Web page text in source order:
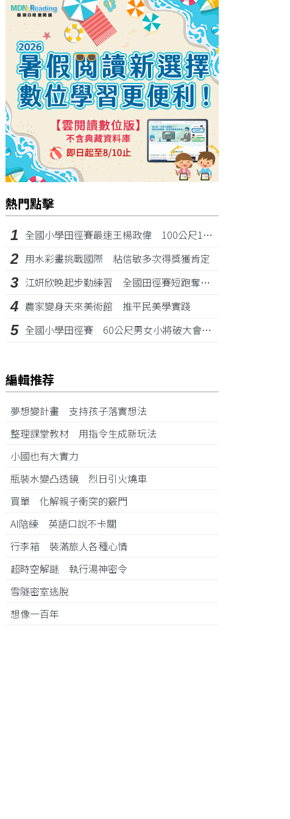
熱門點擊
1 全國小學田徑賽最速王楊政偉 100公尺11秒87奪金
2 用水彩畫挑戰國際 粘信敏多次得獎獲肯定
3 江姸欣晚起步勤練習 全國田徑賽短跑奪金摘銅
4 農家變身天來美術館 推平民美學實踐
5 全國小學田徑賽 60公尺男女小將破大會紀錄
編輯推荐
夢想變計畫 支持孩子落實想法
整理課堂教材 用指令生成新玩法
小國也有大實力
瓶裝水變凸透鏡 烈日引火燒車
買單 化解親子衝突的竅門
AI陪練 英語口說不卡關
行李箱 裝滿旅人各種心情
超時空解謎 執行湯神密令
雪隧密室逃脫
想像一百年